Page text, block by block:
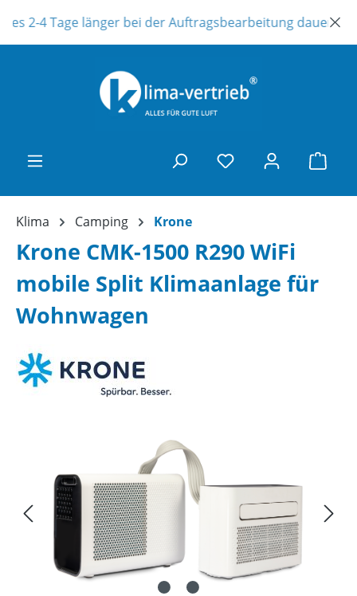
Zum Hauptinhalt springen
2-4 Tage länger bei der Auftragsbearbeitung dauern !
Klima Camping Krone
Krone CMK-1500 R290 WiFi
mobile Split Klimaanlage für
Wohnwagen